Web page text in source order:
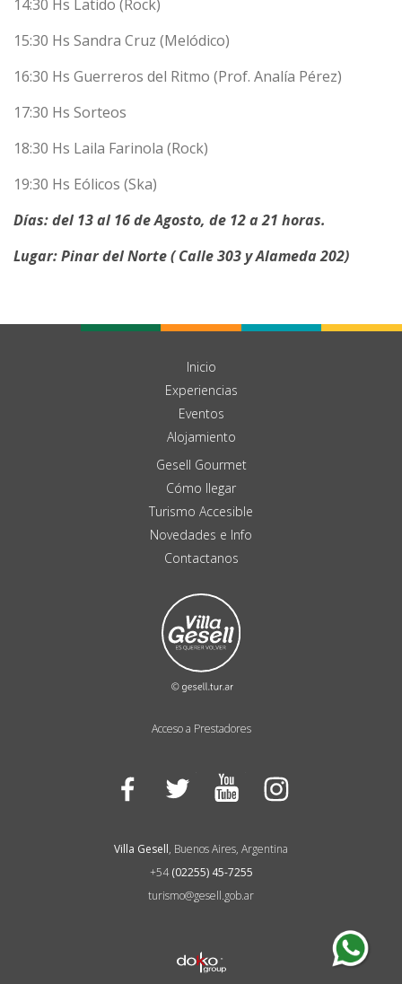
14:30 Hs Latido (Rock)
15:30 Hs Sandra Cruz (Melódico)
16:30 Hs Guerreros del Ritmo (Prof. Analía Pérez)
17:30 Hs Sorteos
18:30 Hs Laila Farinola (Rock)
19:30 Hs Eólicos (Ska)
Días: del 13 al 16 de Agosto, de 12 a 21 horas.
Lugar: Pinar del Norte ( Calle 303 y Alameda 202)
Acceso a Prestadores
Inicio
Experiencias
Eventos
Alojamiento
Gesell Gourmet
Cómo llegar
Turismo Accesible
Novedades e Info
Contactanos
Facebook Twitter YouTube
Villa Gesell, Buenos Aires, Argentina
+54(02255) 45-7255
turismo@gesell.gob.ar